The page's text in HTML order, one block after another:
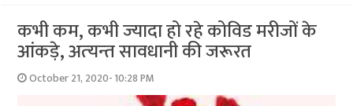
कभी कम, कभी ज्‍यादा हो रहे कोविड मरीजों के
आंकड़े, अत्‍यन्‍त सावधानी की जरूरत
October 21, 2020- 10:28 PM